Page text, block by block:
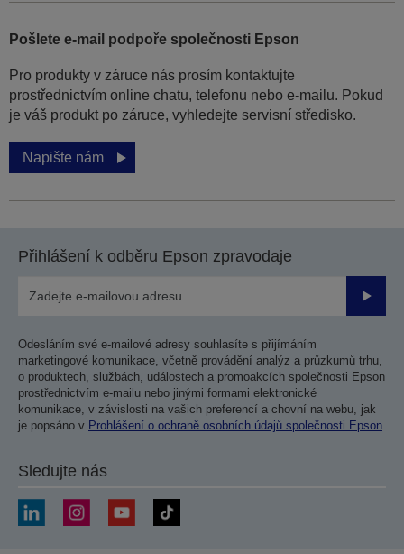
Pošlete e-mail podpoře společnosti Epson
Pro produkty v záruce nás prosím kontaktujte
prostřednictvím online chatu, telefonu nebo e-mailu. Pokud
je váš produkt po záruce, vyhledejte servisní středisko.
Napište nám
Přihlášení k odběru Epson zpravodaje
Odesláním své e-mailové adresy souhlasíte s přijímáním
marketingové komunikace, včetně provádění analýz a průzkumů trhu,
o produktech, službách, událostech a promoakcích společnosti Epson
prostřednictvím e-mailu nebo jinými formami elektronické
komunikace, v závislosti na vašich preferencí a chovní na webu, jak
je popsáno v Prohlášení o ochraně osobních údajů společnosti Epson
Sledujte nás